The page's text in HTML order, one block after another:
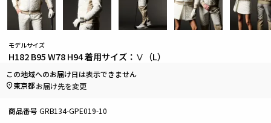
モデルサイズ
H182 B95 W78 H94 着用サイズ：Ⅴ（L）
商品番号 GRB134-GPE019-10
この地域へのお届け日は表示できません
東京都お届け先を変更